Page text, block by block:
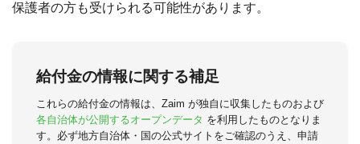
保護者の方も受けられる可能性があります。
給付金の情報に関する補足
これらの給付金の情報は、Zaim が独自に収集したものおよび
各自治体が公開するオープンデータ を利用したものとなりま
す。必ず地方自治体・国の公式サイトをご確認のうえ、申請